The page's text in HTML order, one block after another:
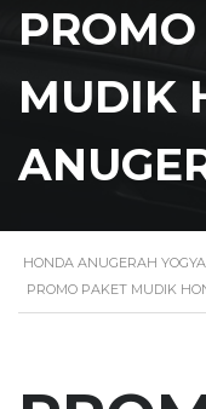
MUDIK
HONDA ANUGERAH
PROMO PAKET MUDIK